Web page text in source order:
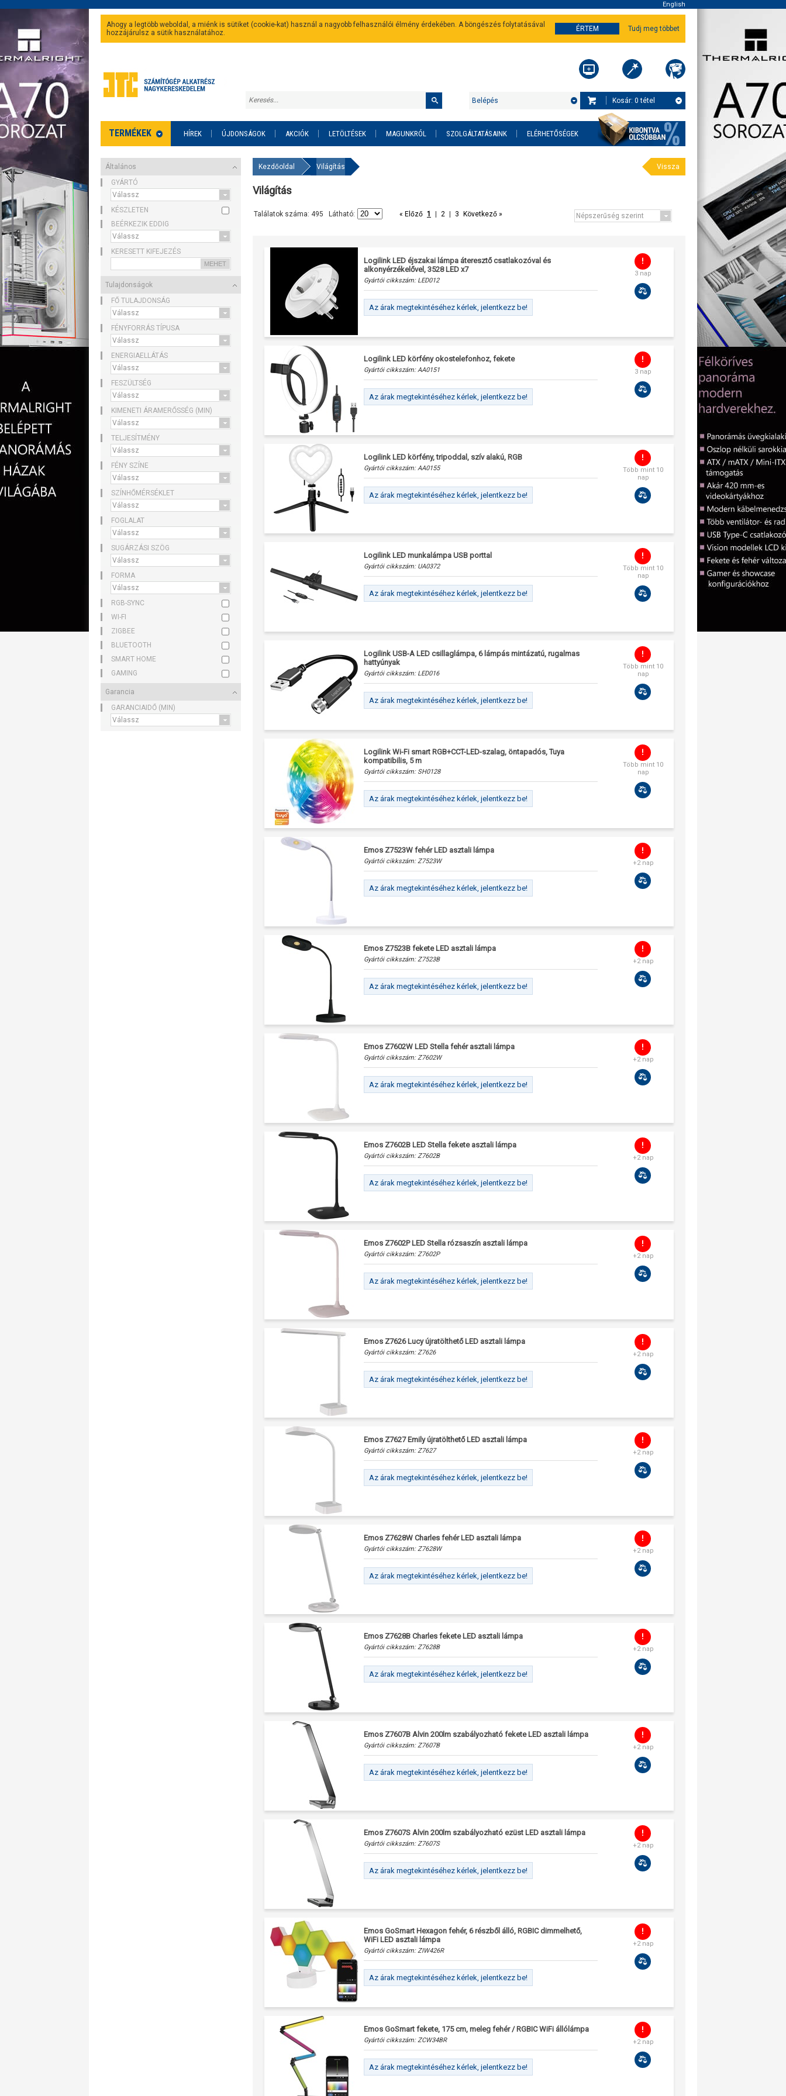
English
Ahogy a legtöbb weboldal, a miénk is sütiket (cookie-kat) használ a nagyobb felhasználói élmény érdekében. A böngészés folytatásával
hozzájárulsz a sütik használatához.
ÉRTEM Tudj meg többet
Kosár: 0 tétel
Belépés
TERMÉKEK HÍREK ÚJDONSÁGOK AKCIÓK LETÖLTÉSEK MAGUNKRÓL SZOLGÁLTATÁSAINK ELÉRHETŐSÉGEK
Általános
GYÁRTÓ
KÉSZLETEN
BEÉRKEZIK EDDIG
KERESETT KIFEJEZÉS
Tulajdonságok
FŐ TULAJDONSÁG
FÉNYFORRÁS TÍPUSA
ENERGIAELLÁTÁS
FESZÜLTSÉG
KIMENETI ÁRAMERŐSSÉG (MIN)
TELJESÍTMÉNY
FÉNY SZÍNE
SZÍNHŐMÉRSÉKLET
FOGLALAT
SUGÁRZÁSI SZÖG
FORMA
RGB-SYNC
WI-FI
ZIGBEE
BLUETOOTH
SMART HOME
GAMING
Garancia
GARANCIAIDŐ (MIN)
Kezdőoldal Világítás Vissza
Világítás
Találatok száma: 495 Látható: « Előző 1 2 3 Következő »
Logilink LED éjszakai lámpa áteresztő csatlakozóval és
alkonyérzékelővel, 3528 LED x7
Gyártói cikkszám: LED012
Az árak megtekintéséhez kérlek, jelentkezz be!
3 nap
Logilink LED körfény okostelefonhoz, fekete
Gyártói cikkszám:AA0151
Az árak megtekintéséhez kérlek, jelentkezz be!
3 nap
Logilink LED körfény, tripoddal, szív alakú, RGB
Gyártói cikkszám:AA0155
Az árak megtekintéséhez kérlek, jelentkezz be!
Több mint 10
nap
Logilink LED munkalámpa USB porttal
Gyártói cikkszám: UA0372
Az árak megtekintéséhez kérlek, jelentkezz be!
Több mint 10
nap
Logilink USB-A LED csillaglámpa, 6 lámpás mintázatú, rugalmas
hattyúnyak
Gyártói cikkszám: LED016
Az árak megtekintéséhez kérlek, jelentkezz be!
Több mint 10
nap
Logilink Wi-Fi smart RGB+CCT-LED-szalag, öntapadós, Tuya
kompatibilis, 5 m
Gyártói cikkszám: SH0128
Az árak megtekintéséhez kérlek, jelentkezz be!
Több mint 10
nap
Emos Z7523W fehér LED asztali lámpa
Gyártói cikkszám:Z7523W
Az árak megtekintéséhez kérlek, jelentkezz be!
+2 nap
Emos Z7523B fekete LED asztali lámpa
Gyártói cikkszám:Z7523B
Az árak megtekintéséhez kérlek, jelentkezz be!
+2 nap
Emos Z7602W LED Stella fehér asztali lámpa
Gyártói cikkszám:Z7602W
Az árak megtekintéséhez kérlek, jelentkezz be!
+2 nap
Emos Z7602B LED Stella fekete asztali lámpa
Gyártói cikkszám:Z7602B
Az árak megtekintéséhez kérlek, jelentkezz be!
+2 nap
Emos Z7602P LED Stella rózsaszín asztali lámpa
Gyártói cikkszám:Z7602P
Az árak megtekintéséhez kérlek, jelentkezz be!
+2 nap
Emos Z7626 Lucy újratölthető LED asztali lámpa
Gyártói cikkszám:Z7626
Az árak megtekintéséhez kérlek, jelentkezz be!
+2 nap
Emos Z7627 Emily újratölthető LED asztali lámpa
Gyártói cikkszám:Z7627
Az árak megtekintéséhez kérlek, jelentkezz be!
+2 nap
Emos Z7628W Charles fehér LED asztali lámpa
Gyártói cikkszám:Z7628W
Az árak megtekintéséhez kérlek, jelentkezz be!
+2 nap
Emos Z7628B Charles fekete LED asztali lámpa
Gyártói cikkszám:Z7628B
Az árak megtekintéséhez kérlek, jelentkezz be!
+2 nap
Emos Z7607B Alvin 200lm szabályozható fekete LED asztali lámpa
Gyártói cikkszám:Z7607B
Az árak megtekintéséhez kérlek, jelentkezz be!
+2 nap
Emos Z7607S Alvin 200lm szabályozható ezüst LED asztali lámpa
Gyártói cikkszám:Z7607S
Az árak megtekintéséhez kérlek, jelentkezz be!
+2 nap
Emos GoSmart Hexagon fehér, 6 részből álló, RGBIC dimmelhető,
WiFi LED asztali lámpa
Gyártói cikkszám:ZIW426R
Az árak megtekintéséhez kérlek, jelentkezz be!
+2 nap
Emos GoSmart fekete, 175 cm, meleg fehér / RGBIC WiFi állólámpa
Gyártói cikkszám:ZCW34BR
Az árak megtekintéséhez kérlek, jelentkezz be!
+2 nap